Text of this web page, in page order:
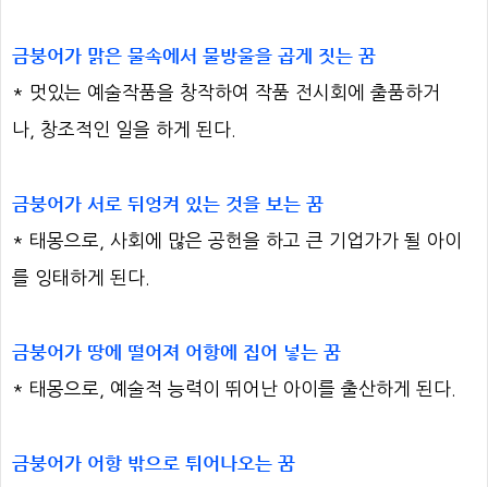
금붕어가 맑은 물속에서 물방울을 곱게 짓는 꿈
* 멋있는 예술작품을 창작하여 작품 전시회에 출품하거
나, 창조적인 일을 하게 된다.
금붕어가 서로 뒤엉켜 있는 것을 보는 꿈
* 태몽으로, 사회에 많은 공헌을 하고 큰 기업가가 될 아이
를 잉태하게 된다.
금붕어가 땅에 떨어져 어항에 집어 넣는 꿈
* 태몽으로, 예술적 능력이 뛰어난 아이를 출산하게 된다.
금붕어가 어항 밖으로 튀어나오는 꿈